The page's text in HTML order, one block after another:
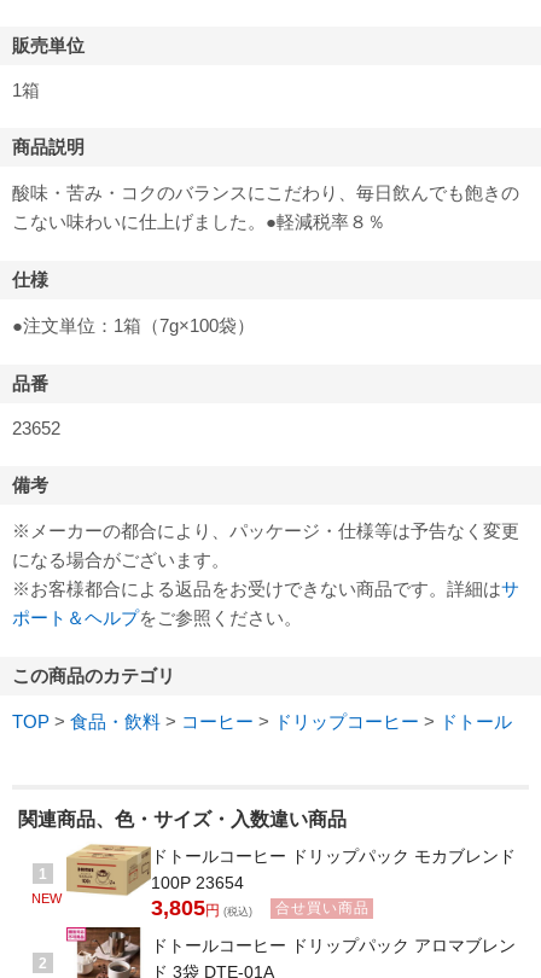
販売単位
1箱
商品説明
酸味・苦み・コクのバランスにこだわり、毎日飲んでも飽きの
こない味わいに仕上げました。●軽減税率８％
仕様
●注文単位：1箱（7g×100袋）
品番
23652
備考
※メーカーの都合により、パッケージ・仕様等は予告なく変更
になる場合がございます。
※お客様都合による返品をお受けできない商品です。詳細はサ
ポート＆ヘルプをご参照ください。
この商品のカテゴリ
TOP > 食品・飲料 > コーヒー > ドリップコーヒー > ドトール
関連商品、色・サイズ・入数違い商品
1
NEW
ドトールコーヒー ドリップパック モカブレンド
100P 23654
3,805円 (税込) 合せ買い商品
2
ドトールコーヒー ドリップパック アロマブレン
ド 3袋 DTE-01A